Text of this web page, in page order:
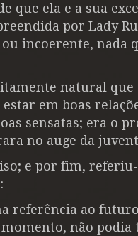
que ela e a sua
por Lady
incoerente, nada
natural
em boas
sensatas; era o
no auge da
e por fim, referiu-
referência ao
não podia